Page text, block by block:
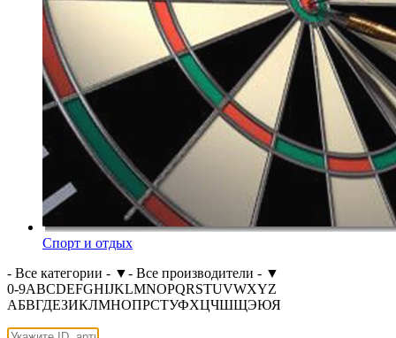
Спорт и отдых
- Все категории - ▼- Все производители - ▼
0-9ABCDEFGHIJKLMNOPQRSTUVWXYZ
АБВГДЕЗИКЛМНОПРСТУФХЦЧШЩЭЮЯ